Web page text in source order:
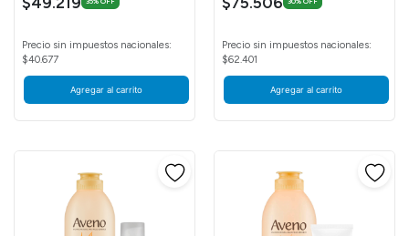
Precio sin impuestos nacionales:
$40.677
Agregar al carrito
Precio sin impuestos nacionales:
$62.401
Agregar al carrito